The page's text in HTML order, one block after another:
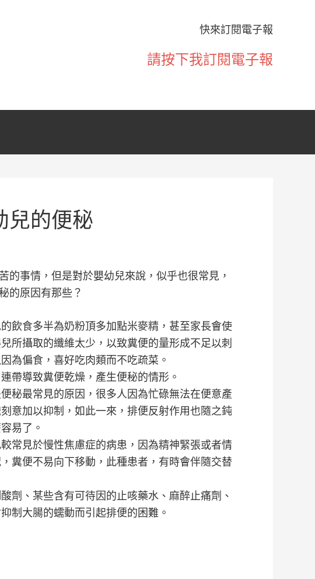
快來訂閱電子報
請按下我訂閱電子報
兒的便秘
的事情，但是對於嬰幼兒來說，似乎也很常見，
的原因有那些？
飲食多半為奶粉頂多加點米麥精，甚至家長會使
所攝取的纖維太少，以致糞便的量形成不足以刺
為偏食，喜好吃肉類而不吃疏菜。
帶導致糞便乾燥，產生便秘的情形。
秘最常見的原因，很多人因為忙碌無法在便意產
意加以抑制，如此一來，排便反射作用也隨之鈍
易了。
常見於慢性焦慮症的病患，因為精神緊張或者情
糞便不易向下移動，此種患者，有時會伴隨交替
劑、某些含有可待因的止咳藥水、麻醉止痛劑、
制大腸的蠕動而引起排便的困難。